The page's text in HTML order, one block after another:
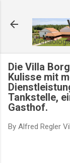
Die Villa
Kulisse mit
Tankstelle,
Gasthof.
By Alfred Regler